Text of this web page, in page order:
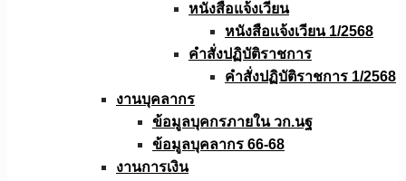
หนังสือแจ้งเวียน
หนังสือเเจ้งเวียน 1/2568
คำสั่งปฏิบัติราชการ
คำสั่งปฏิบัติราชการ 1/2568
งานบุคลากร
ข้อมูลบุคกรภายใน วก.นฐ
ข้อมูลบุคลากร 66-68
งานการเงิน